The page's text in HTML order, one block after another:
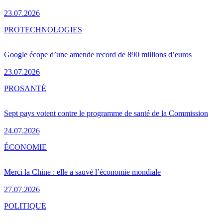
23.07.2026
Google écope d’une amende record de 890 millions d’euros
23.07.2026
PROTECHNOLOGIES
Sept pays votent contre le programme de santé de la Commission
24.07.2026
PROSANTÉ
Merci la Chine : elle a sauvé l’économie mondiale
27.07.2026
ÉCONOMIE
POLITIQUE